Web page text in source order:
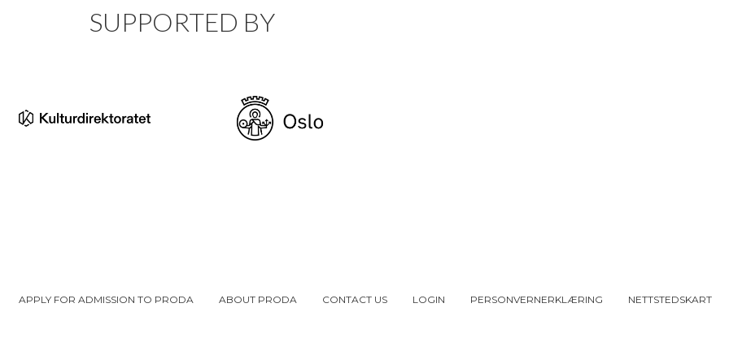
SUPPORTED BY
APPLY FOR ADMISSION TO PRODA ABOUT PRODA CONTACT US LOGIN PERSONVERNERKLÆRING NETTSTEDSKART